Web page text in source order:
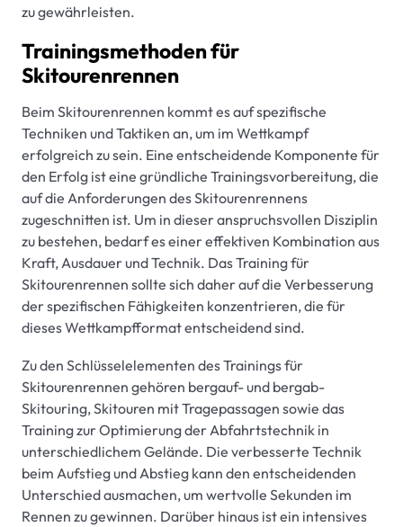
zu gewährleisten.
Trainingsmethoden für
Skitourenrennen
Beim Skitourenrennen kommt es auf spezifische
Techniken und Taktiken an, um im Wettkampf
erfolgreich zu sein. Eine entscheidende Komponente für
den Erfolg ist eine gründliche Trainingsvorbereitung, die
auf die Anforderungen des Skitourenrennens
zugeschnitten ist. Um in dieser anspruchsvollen Disziplin
zu bestehen, bedarf es einer effektiven Kombination aus
Kraft, Ausdauer und Technik. Das Training für
Skitourenrennen sollte sich daher auf die Verbesserung
der spezifischen Fähigkeiten konzentrieren, die für
dieses Wettkampfformat entscheidend sind.
Zu den Schlüsselelementen des Trainings für
Skitourenrennen gehören bergauf- und bergab-
Skitouring, Skitouren mit Tragepassagen sowie das
Training zur Optimierung der Abfahrtstechnik in
unterschiedlichem Gelände. Die verbesserte Technik
beim Aufstieg und Abstieg kann den entscheidenden
Unterschied ausmachen, um wertvolle Sekunden im
Rennen zu gewinnen. Darüber hinaus ist ein intensives